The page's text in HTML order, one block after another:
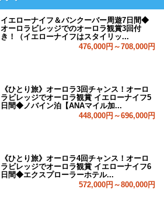
イエローナイフ＆バンクーバー周遊7日間◆
オーロラビレッジでのオーロラ観賞3回付
き！（イエローナイフはスタイリッ...
476,000円～708,000円
《ひとり旅》オーロラ3回チャンス！オーロ
ラビレッジでオーロラ観賞 イエローナイフ5
日間◆ノバイン泊【ANAマイル加...
448,000円～696,000円
《ひとり旅》オーロラ4回チャンス！オーロ
ラビレッジでオーロラ観賞 イエローナイフ6
日間◆エクスプローラーホテル...
572,000円～800,000円